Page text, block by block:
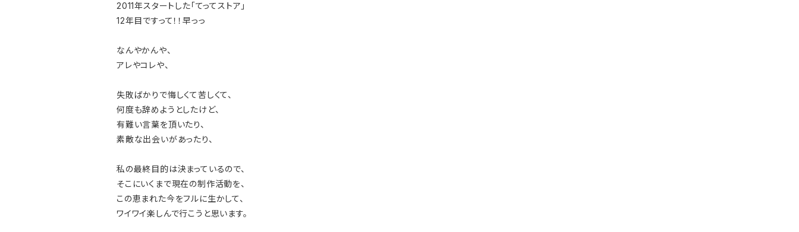
2011年スタートした「てってストア」
12年目ですって！！早っっ
なんやかんや、
アレやコレや、
失敗ばかりで悔しくて苦しくて、
何度も辞めようとしたけど、
有難い言葉を頂いたり、
素敵な出会いがあったり、
私の最終目的は決まっているので、
そこにいくまで現在の制作活動を、
この恵まれた今をフルに生かして、
ワイワイ楽しんで行こうと思います。